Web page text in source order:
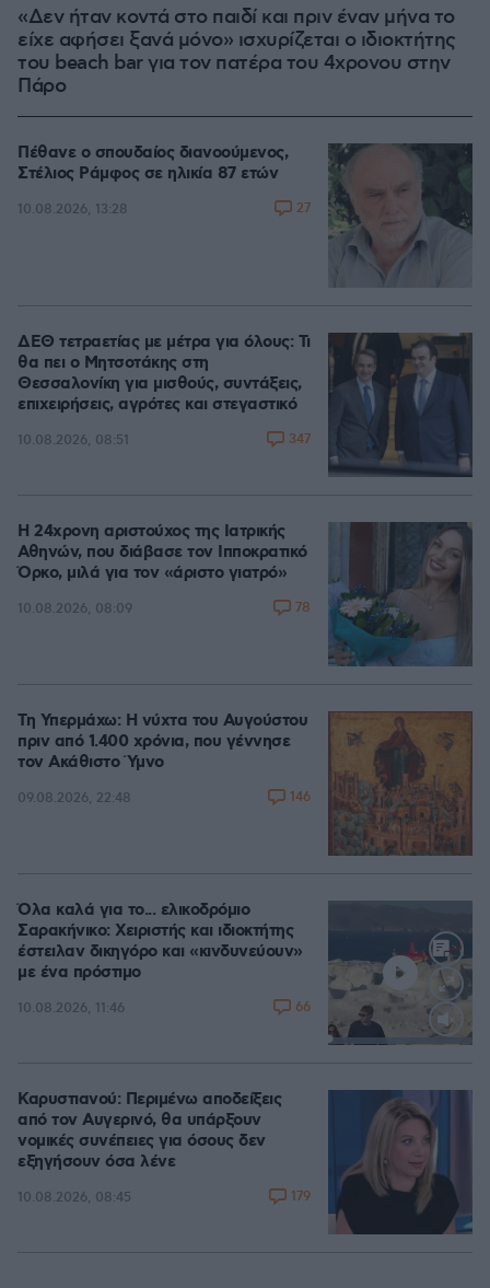
«Δεν ήταν κοντά στο παιδί και πριν έναν μήνα το
είχε αφήσει ξανά μόνο» ισχυρίζεται ο ιδιοκτήτης
του beach bar για τον πατέρα του 4χρονου στην
Πάρο
Πέθανε ο σπουδαίος διανοούμενος,
Στέλιος Ράμφος σε ηλικία 87 ετών
10.08.2026, 13:28 27
ΔΕΘ τετραετίας με μέτρα για όλους: Τι
θα πει ο Μητσοτάκης στη
Θεσσαλονίκη για μισθούς, συντάξεις,
επιχειρήσεις, αγρότες και στεγαστικό
10.08.2026, 08:51 347
Η 24χρονη αριστούχος της Ιατρικής
Αθηνών, που διάβασε τον Ιπποκρατικό
Όρκο, μιλά για τον «άριστο γιατρό»
10.08.2026, 08:09 78
Τη Υπερμάχω: Η νύχτα του Αυγούστου
πριν από 1.400 χρόνια, που γέννησε
τον Ακάθιστο Ύμνο
09.08.2026, 22:48 146
Loaded
Όλα καλά για το... ελικοδρόμιο
Σαρακήνικο: Χειριστής και ιδιοκτήτης
έστειλαν δικηγόρο και «κινδυνεύουν»
με ένα πρόστιμο
10.08.2026, 11:46 66
Καρυστιανού: Περιμένω αποδείξεις
από τον Αυγερινό, θα υπάρξουν
νομικές συνέπειες για όσους δεν
εξηγήσουν όσα λένε
10.08.2026, 08:45 179